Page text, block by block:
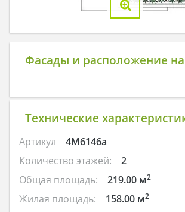
Фасады и расположение на
Технические
Артикул
4M6146a
Количество этажей:
2
Общая площадь:
219.00 м2
Жилая площадь: 158.00 м2